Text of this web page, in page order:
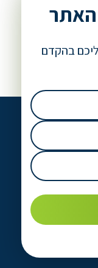
האתר
בהקדם